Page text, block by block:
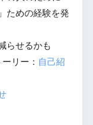
ための経験を発
らせるかも
リー： 自己紹